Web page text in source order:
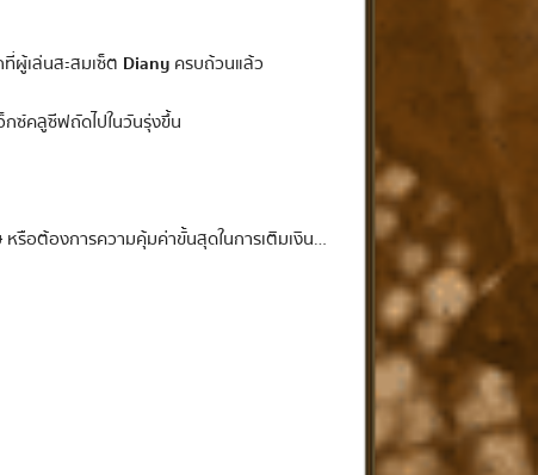
ผู้เล่นสะสมเซ็ต Diany ครบถ้วนแล้ว
กซ์คลูซีฟถัดไปในวันรุ่งขึ้น
รือต้องการความคุ้มค่าขั้นสุดในการเติมเงิน…